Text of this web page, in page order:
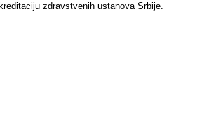
zdravstvenih ustanova Srbije.